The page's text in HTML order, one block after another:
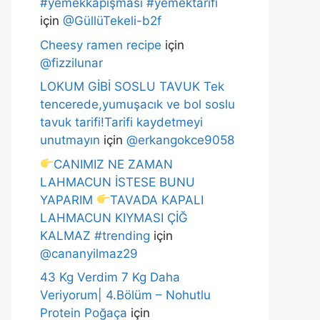
#yemekkapışması #yemektarifi
için @GüllüTekeli-b2f
Cheesy ramen recipe için
@fizzilunar
LOKUM GİBİ SOSLU TAVUK Tek
tencerede,yumuşacık ve bol soslu
tavuk tarifi!Tarifi kaydetmeyi
unutmayın için @erkangokce9058
CANIMIZ NE ZAMAN
LAHMACUN İSTESE BUNU
YAPARIM
TAVADA KAPALI
LAHMACUN KIYMASI ÇİĞ
KALMAZ #trending için
@cananyilmaz29
43 Kg Verdim 7 Kg Daha
Veriyorum| 4.Bölüm – Nohutlu
Protein Poğaça için